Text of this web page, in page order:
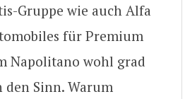
Gruppe wie auch Alfa
für Premium
Napolitano wohl grad
Sinn. Warum